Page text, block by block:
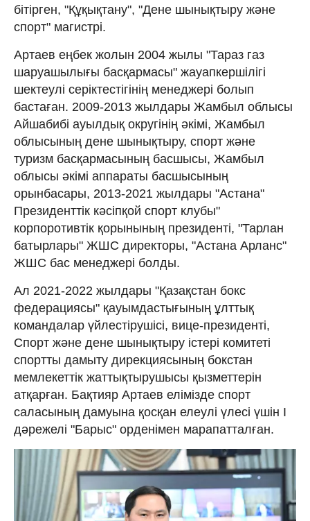
бітірген, "Құқықтану", "Дене шынықтыру және
спорт" магистрі.
Артаев еңбек жолын 2004 жылы "Тараз газ
шаруашылығы басқармасы" жауапкершілігі
шектеулі серіктестігінің менеджері болып
бастаған. 2009-2013 жылдары Жамбыл облысы
Айшабибі ауылдық округінің әкімі, Жамбыл
облысының дене шынықтыру, спорт және
туризм басқармасының басшысы, Жамбыл
облысы әкімі аппараты басшысының
орынбасары, 2013-2021 жылдары "Астана"
Президенттік кәсіпқой спорт клубы"
корпоротивтік қорынының президенті, "Тарлан
батырлары" ЖШС директоры, "Астана Арланс"
ЖШС бас менеджері болды.
Ал 2021-2022 жылдары "Қазақстан бокс
федерациясы" қауымдастығының ұлттық
командалар үйлестірушісі, вице-президенті,
Спорт және дене шынықтыру істері комитеті
спортты дамыту дирекциясының бокстан
мемлекеттік жаттықтырушысы қызметтерін
атқарған. Бақтияр Артаев елімізде спорт
саласының дамуына қосқан елеулі үлесі үшін І
дәрежелі "Барыс" орденімен марапатталған.